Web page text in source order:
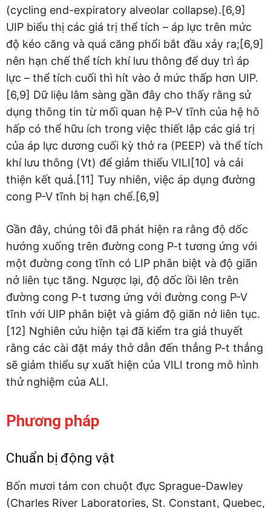
(cycling end-expiratory alveolar collapse).[6,9]
UIP biểu thị các giá trị thể tích – áp lực trên mức
độ kéo căng và quá căng phổi bắt đầu xảy ra;[6,9]
nên hạn chế thể tích khí lưu thông để duy trì áp
lực – thể tích cuối thì hít vào ở mức thấp hơn UIP.
[6,9] Dữ liệu lâm sàng gần đây cho thấy rằng sử
dụng thông tin từ mối quan hệ P-V tĩnh của hệ hô
hấp có thể hữu ích trong việc thiết lập các giá trị
của áp lực dương cuối kỳ thở ra (PEEP) và thể tích
khí lưu thông (Vt) để giảm thiểu VILI[10] và cải
thiện kết quả.[11] Tuy nhiên, việc áp dụng đường
cong P-V tĩnh bị hạn chế.[6,9]
Gần đây, chúng tôi đã phát hiện ra rằng độ dốc
hướng xuống trên đường cong P-t tương ứng với
một đường cong tĩnh có LIP phân biệt và độ giãn
nở liên tục tăng. Ngược lại, độ dốc lồi lên trên
đường cong P-t tương ứng với đường cong P-V
tĩnh với UIP phân biệt và giảm độ giãn nở liên tục.
[12] Nghiên cứu hiện tại đã kiểm tra giả thuyết
rằng các cài đặt máy thở dẫn đến thẳng P-t thẳng
sẽ giảm thiểu sự xuất hiện của VILI trong mô hình
thử nghiệm của ALI.
Phương pháp
Chuẩn bị động vật
Bốn mươi tám con chuột đực Sprague-Dawley
(Charles River Laboratories, St. Constant, Quebec,